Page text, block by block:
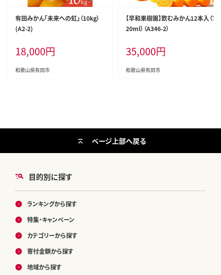
有田みかん「未来への虹」（10kg）
(A2-2)
18,000円
和歌山県有田市
【早和果樹園】飲むみかん12本入（7
20ml）（A346-2）
35,000円
和歌山県有田市
目的別に探す
ランキングから探す
特集・キャンペーン
カテゴリーから探す
寄付金額から探す
地域から探す
ページ上部へ戻る